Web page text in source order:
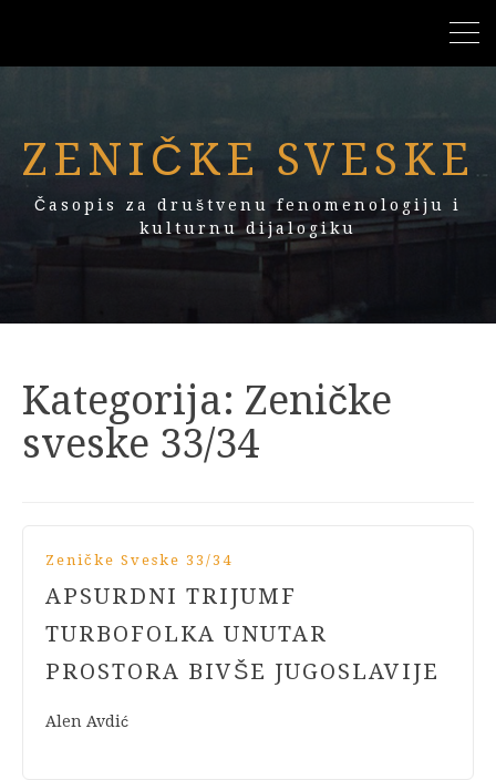
ZENIČKE SVESKE
Časopis za društvenu fenomenologiju i
kulturnu dijalogiku
Kategorija: Zeničke
sveske 33/34
Zeničke Sveske 33/34
APSURDNI TRIJUMF
TURBOFOLKA UNUTAR
PROSTORA BIVŠE JUGOSLAVIJE
Alen Avdić